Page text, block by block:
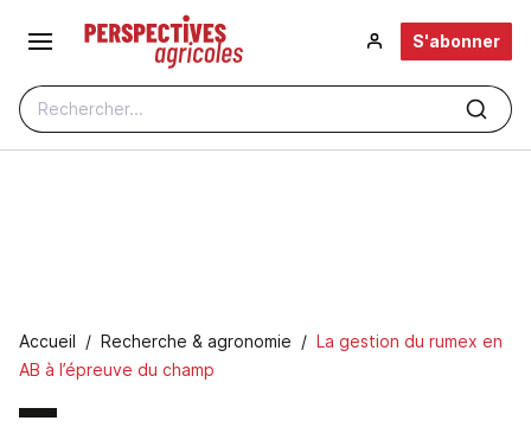
Aller au contenu principal
Rechercher...
S'abonner
Fil d'Ariane
Accueil Recherche & agronomie
La gestion du rumex en
AB à l’épreuve du champ